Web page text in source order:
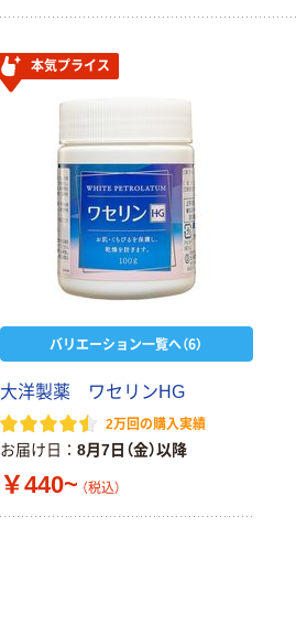
本気プライス
バリエーション一覧へ（6）
大洋製薬 ワセリンHG
2万回の購入実績
お届け日 8月7日（金）以降
￥440~ （税込）